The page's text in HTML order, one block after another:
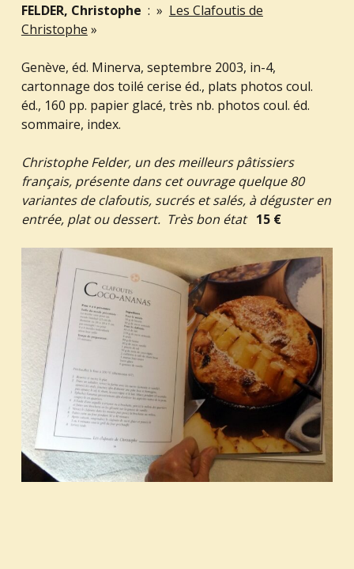
FELDER, Christophe : » Les Clafoutis de
Christophe »
Genève, éd. Minerva, septembre 2003, in-4,
cartonnage dos toilé cerise éd., plats photos coul.
éd., 160 pp. papier glacé, très nb. photos coul. éd.
sommaire, index.
Christophe Felder, un des meilleurs pâtissiers
français, présente dans cet ouvrage quelque 80
variantes de clafoutis, sucrés et salés, à déguster en
entrée, plat ou dessert. Très bon état 15 €